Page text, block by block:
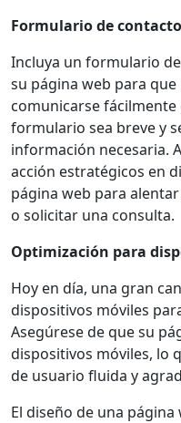
Formulario de
Incluya un formulario
su página web para
comunicarse fácilmente
formulario sea breve y
información necesaria.
acción estratégicos en
página web para
o solicitar una consulta.
Optimización para
Hoy en día, una gran
dispositivos móviles
Asegúrese de que su
dispositivos móviles, lo
de usuario fluida y
El diseño de una